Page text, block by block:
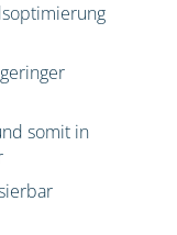
somit in